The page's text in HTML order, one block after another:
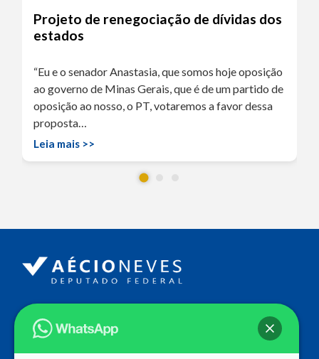
Projeto de renegociação de dívidas dos
estados
“Eu e o senador Anastasia, que somos hoje oposição
ao governo de Minas Gerais, que é de um partido de
oposição ao nosso, o PT, votaremos a favor dessa
proposta…
Leia mais >>
Endereço
Câmara dos Deputados
Ed. Principal, Ala C – Gabinete